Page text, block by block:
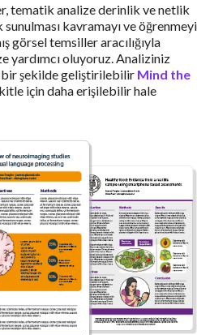
tematik analize derinlik ve netlik
kavramayı ve öğrenmeyi
görsel temsiller aracılığıyla
yardımcı oluyoruz. Analiziniz
bir şekilde geliştirilebilir Mind the
için daha erişilebilir hale